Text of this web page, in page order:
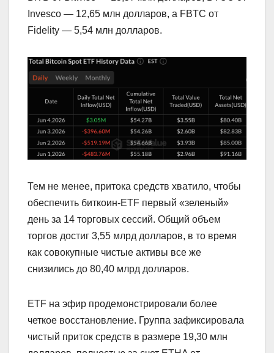
Invesco — 12,65 млн долларов, а FBTC от
Fidelity — 5,54 млн долларов.
Тем не менее, притока средств хватило, чтобы
обеспечить биткоин-ETF первый «зеленый»
день за 14 торговых сессий. Общий объем
торгов достиг 3,55 млрд долларов, в то время
как совокупные чистые активы все же
снизились до 80,40 млрд долларов.
ETF на эфир продемонстрировали более
четкое восстановление. Группа зафиксировала
чистый приток средств в размере 19,30 млн